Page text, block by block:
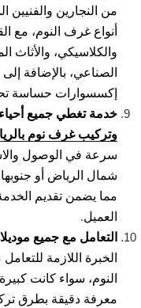
من النجارين
أنواع غرف النوم، مع
والكلاسيكي،
الصناعي، بالإضافة
إكسسوارات حساسة
خدمة تغطي جميع
وتركيب غرف نوم
سرعة في الوصول
شمال الرياض أو
مما يضمن تقديم
العميل.
التعامل مع جميع
الخبرة اللازمة
النوم، سواء كانت
معرفة دقيقة بطرق